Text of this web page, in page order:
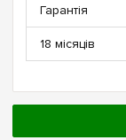
Гарантія
18 місяців